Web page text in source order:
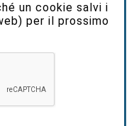
un cookie salvi i
per il prossimo